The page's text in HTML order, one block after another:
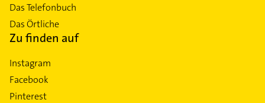
Das Telefonbuch
Das Örtliche
Zu finden auf
Instagram
Facebook
Pinterest